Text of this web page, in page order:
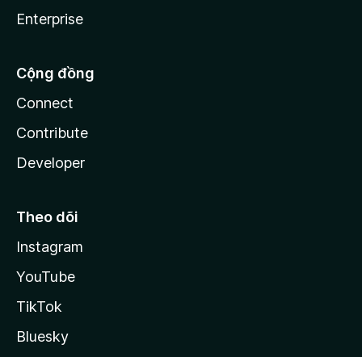
Enterprise
Cộng đồng
Connect
Contribute
Developer
Theo dõi
Instagram
YouTube
TikTok
Bluesky